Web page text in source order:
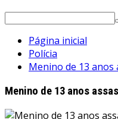
Pesquisar
Página inicial
Polícia
Menino de 13
Menino de 13 anos